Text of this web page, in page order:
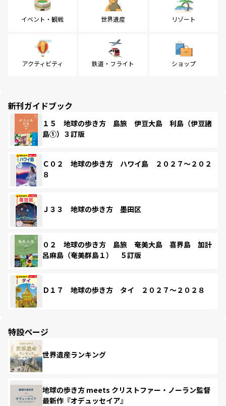
イベント・観戦 世界遺産 リゾート
アクティビティ 鉄道・フライト ショップ
新刊ガイドブック
１５ 地球の歩き方 島旅 伊豆大島 利島（伊豆諸
島①）３訂版
Ｃ０２ 地球の歩き方 ハワイ島 ２０２７～２０２
８
Ｊ３３ 地球の歩き方 墨田区
０２ 地球の歩き方 島旅 奄美大島 喜界島 加計
呂麻島（奄美群島１） ５訂版
Ｄ１７ 地球の歩き方 タイ ２０２７～２０２８
特設ページ
世界遺産ランキング
地球の歩き方 meets クリストファー・ノーラン監督
最新作『オデュッセイア』